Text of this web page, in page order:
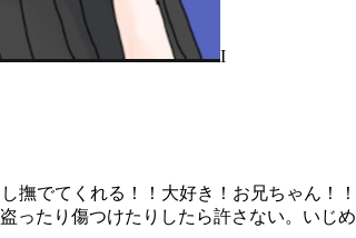
I
撫でてくれる！！大好き！お兄ちゃん！
ったり傷つけたりしたら許さない。いじ